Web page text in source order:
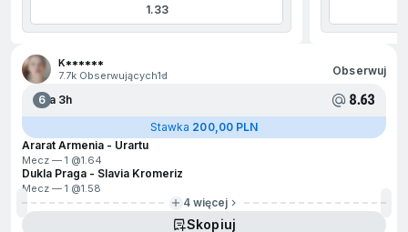
1.33
na początek
K******
7.7k Obserwujących1d Obserwuj
6Za 3h 8.63
Stawka 200,00 PLN
Ararat Armenia - Urartu
Mecz — 1 @1.64
Dukla Praga - Slavia Kromeriz
Mecz — 1 @1.58
4 więcej
Skopiuj